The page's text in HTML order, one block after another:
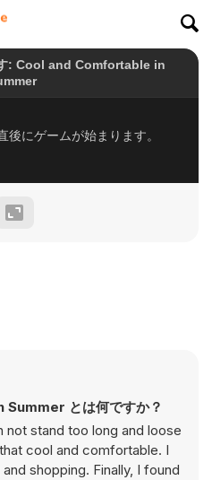
とは何ですか？
not stand too long and loose
cool and comfortable. I
shopping. Finally, I found